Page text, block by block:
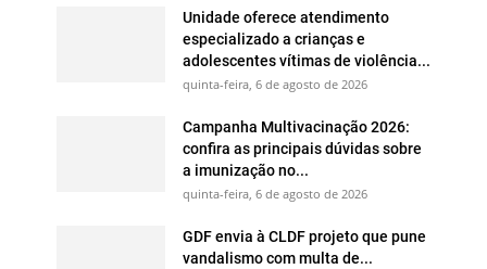
Unidade oferece atendimento
especializado a crianças e
adolescentes vítimas de violência...
quinta-feira, 6 de agosto de 2026
Campanha Multivacinação 2026:
confira as principais dúvidas sobre
a imunização no...
quinta-feira, 6 de agosto de 2026
GDF envia à CLDF projeto que pune
vandalismo com multa de...